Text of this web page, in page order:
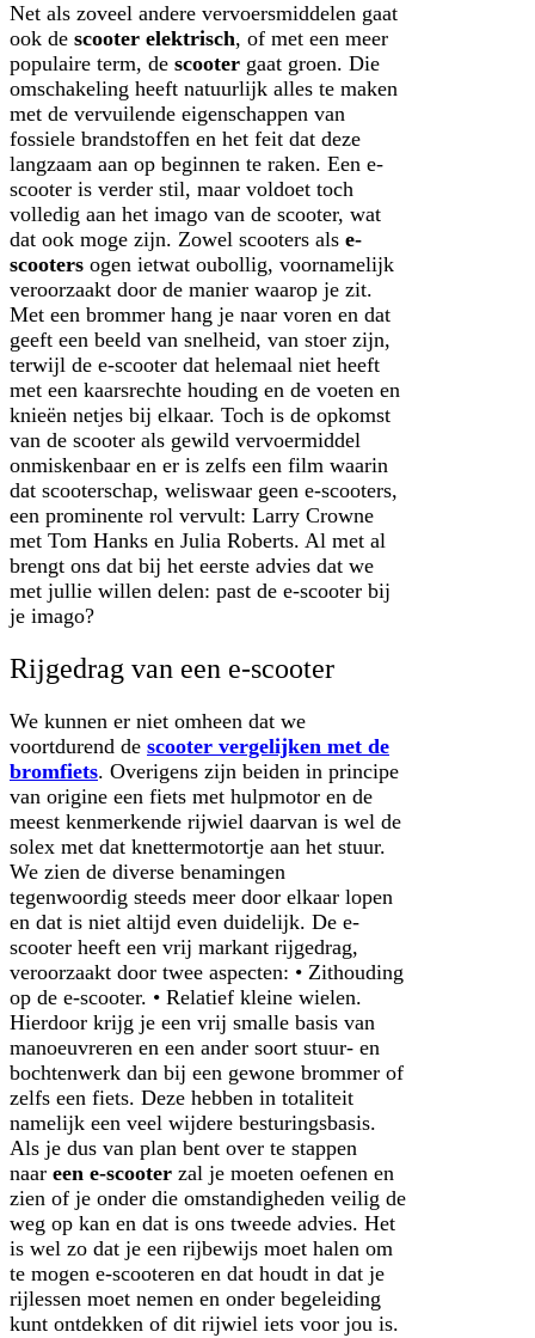
Net als zoveel andere vervoersmiddelen gaat
ook de scooter elektrisch, of met een meer
populaire term, de scooter gaat groen. Die
omschakeling heeft natuurlijk alles te maken
met de vervuilende eigenschappen van
fossiele brandstoffen en het feit dat deze
langzaam aan op beginnen te raken. Een e-
scooter is verder stil, maar voldoet toch
volledig aan het imago van de scooter, wat
dat ook moge zijn. Zowel scooters als e-
scooters ogen ietwat oubollig, voornamelijk
veroorzaakt door de manier waarop je zit.
Met een brommer hang je naar voren en dat
geeft een beeld van snelheid, van stoer zijn,
terwijl de e-scooter dat helemaal niet heeft
met een kaarsrechte houding en de voeten en
knieën netjes bij elkaar. Toch is de opkomst
van de scooter als gewild vervoermiddel
onmiskenbaar en er is zelfs een film waarin
dat scooterschap, weliswaar geen e-scooters,
een prominente rol vervult: Larry Crowne
met Tom Hanks en Julia Roberts. Al met al
brengt ons dat bij het eerste advies dat we
met jullie willen delen: past de e-scooter bij
je imago?
Rijgedrag van een e-scooter
We kunnen er niet omheen dat we
voortdurend de scooter vergelijken met de
bromfiets. Overigens zijn beiden in principe
van origine een fiets met hulpmotor en de
meest kenmerkende rijwiel daarvan is wel de
solex met dat knettermotortje aan het stuur.
We zien de diverse benamingen
tegenwoordig steeds meer door elkaar lopen
en dat is niet altijd even duidelijk. De e-
scooter heeft een vrij markant rijgedrag,
veroorzaakt door twee aspecten: • Zithouding
op de e-scooter. • Relatief kleine wielen.
Hierdoor krijg je een vrij smalle basis van
manoeuvreren en een ander soort stuur- en
bochtenwerk dan bij een gewone brommer of
zelfs een fiets. Deze hebben in totaliteit
namelijk een veel wijdere besturingsbasis.
Als je dus van plan bent over te stappen
naar een e-scooter zal je moeten oefenen en
zien of je onder die omstandigheden veilig de
weg op kan en dat is ons tweede advies. Het
is wel zo dat je een rijbewijs moet halen om
te mogen e-scooteren en dat houdt in dat je
rijlessen moet nemen en onder begeleiding
kunt ontdekken of dit rijwiel iets voor jou is.